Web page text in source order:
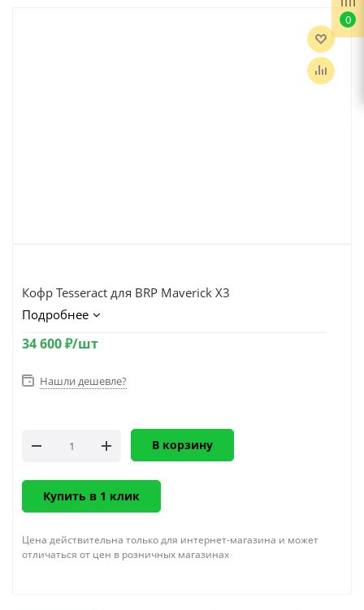
Кофр Tesseract для BRP Maverick X3
Подробнее
34 600₽/шт
Нашли дешевле?
В корзину
Купить в 1 клик
Цена действительна только для интернет-магазина и может
отличаться от цен в розничных магазинах
0